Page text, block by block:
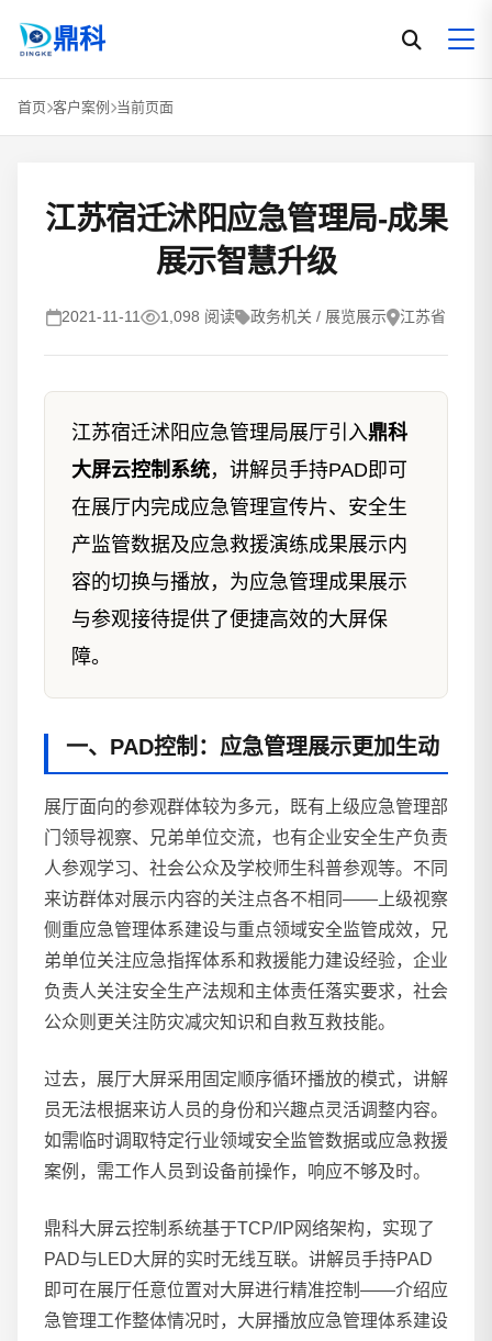
鼎科
首页 客户案例 当前页面
江苏宿迁沭阳应急管理局-成果
展示智慧升级
2021-11-11 1,098 阅读 政务机关 / 展览展示 江苏省
江苏宿迁沭阳应急管理局展厅引入鼎科
大屏云控制系统，讲解员手持PAD即可
在展厅内完成应急管理宣传片、安全生
产监管数据及应急救援演练成果展示内
容的切换与播放，为应急管理成果展示
与参观接待提供了便捷高效的大屏保
障。
一、PAD控制：应急管理展示更加生动
展厅面向的参观群体较为多元，既有上级应急管理部
门领导视察、兄弟单位交流，也有企业安全生产负责
人参观学习、社会公众及学校师生科普参观等。不同
来访群体对展示内容的关注点各不相同——上级视察
侧重应急管理体系建设与重点领域安全监管成效，兄
弟单位关注应急指挥体系和救援能力建设经验，企业
负责人关注安全生产法规和主体责任落实要求，社会
公众则更关注防灾减灾知识和自救互救技能。
过去，展厅大屏采用固定顺序循环播放的模式，讲解
员无法根据来访人员的身份和兴趣点灵活调整内容。
如需临时调取特定行业领域安全监管数据或应急救援
案例，需工作人员到设备前操作，响应不够及时。
鼎科大屏云控制系统基于TCP/IP网络架构，实现了
PAD与LED大屏的实时无线互联。讲解员手持PAD
即可在展厅任意位置对大屏进行精准控制——介绍应
急管理工作整体情况时，大屏播放应急管理体系建设